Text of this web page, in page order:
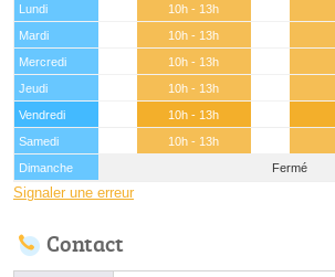
Lundi 10h - 13h
Mardi
10h - 13h
Mercredi
10h - 13h
Jeudi
10h - 13h
Vendredi
10h - 13h
Samedi
10h - 13h
Dimanche
Fermé
Signaler une erreur
Contact